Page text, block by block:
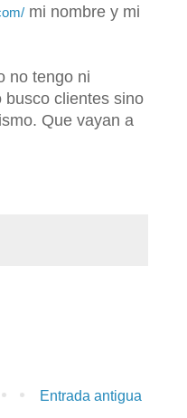
mi nombre y mi
no tengo ni
busco clientes sino
Que vayan a
Entrada antigua